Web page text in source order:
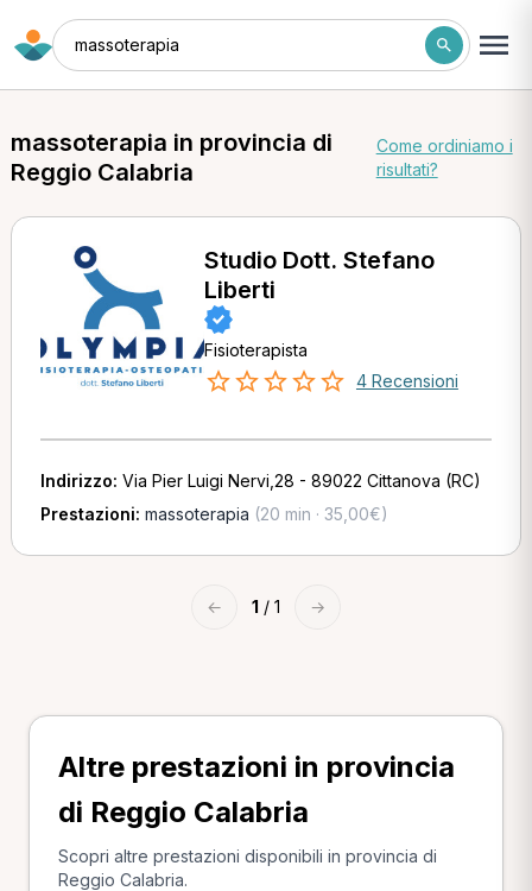
massoterapia
massoterapia in provincia di
Reggio Calabria
Come ordiniamo i
risultati?
Studio Dott. Stefano
Liberti
Fisioterapista
4 Recensioni
Indirizzo: Via Pier Luigi Nervi,28 - 89022 Cittanova (RC)
Prestazioni: massoterapia (20 min · 35,00€)
← 1 / 1 →
Altre prestazioni in provincia
di Reggio Calabria
Scopri altre prestazioni disponibili in provincia di
Reggio Calabria.